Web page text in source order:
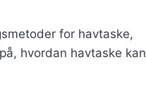
for havtaske,
hvordan havtaske kan